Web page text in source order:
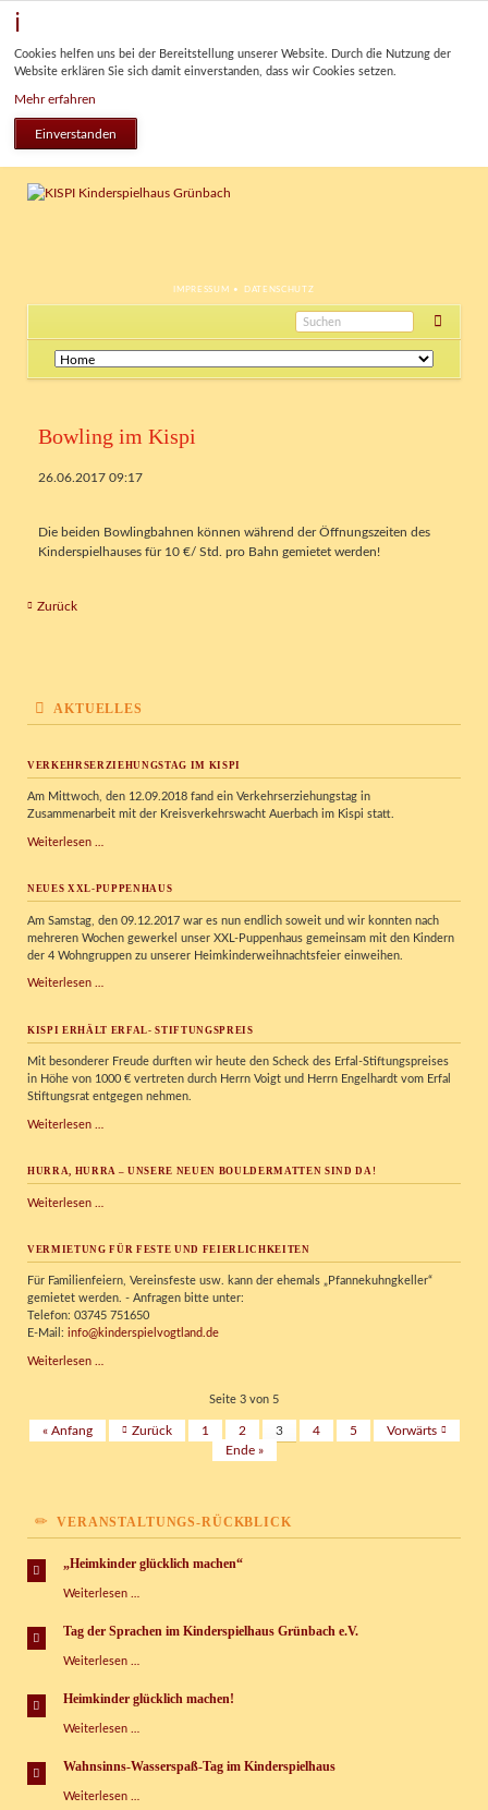
Cookies helfen uns bei der Bereitstellung unserer Website. Durch die Nutzung der
Website erklären Sie sich damit einverstanden, dass wir Cookies setzen.
Mehr erfahren
Einverstanden
NAVIGATION
IMPRESSUM DATENSCHUTZ
Navigation
überspringen
Bowling im Kispi
26.06.2017 09:17
Die beiden Bowlingbahnen können während der Öffnungszeiten des
Kinderspielhauses für 10 €/ Std. pro Bahn gemietet werden!
Zurück
AKTUELLES
VERKEHRSERZIEHUNGSTAG IM KISPI
Am Mittwoch, den 12.09.2018 fand ein Verkehrserziehungstag in
Zusammenarbeit mit der Kreisverkehrswacht Auerbach im Kispi statt.
Weiterlesen …
NEUES XXL-PUPPENHAUS
Am Samstag, den 09.12.2017 war es nun endlich soweit und wir konnten nach
mehreren Wochen gewerkel unser XXL-Puppenhaus gemeinsam mit den Kindern
der 4 Wohngruppen zu unserer Heimkinderweihnachtsfeier einweihen.
Weiterlesen …
KISPI ERHÄLT ERFAL- STIFTUNGSPREIS
Mit besonderer Freude durften wir heute den Scheck des Erfal-Stiftungspreises
in Höhe von 1000 € vertreten durch Herrn Voigt und Herrn Engelhardt vom Erfal
Stiftungsrat entgegen nehmen.
Weiterlesen …
Stiftungspreis
HURRA, HURRA – UNSERE NEUEN BOULDERMATTEN SIND DA!
Weiterlesen …
unsere
Bouldermatten
VERMIETUNG FÜR FESTE UND FEIERLICHKEITEN
Für Familienfeiern, Vereinsfeste usw. kann der ehemals „Pfannekuhngkeller“
gemietet werden. - Anfragen bitte unter:
Telefon: 03745 751650
E-Mail: info@kinderspielvogtland.de
Weiterlesen …
Feierlichkeiten
Seite 3 von 5
« Anfang Zurück 1 2 3 4 5
Vorwärts
Ende »
VERANSTALTUNGS-RÜCKBLICK
„Heimkinder glücklich machen“
Weiterlesen …
machen“
Tag der Sprachen im Kinderspielhaus Grünbach e.V.
Weiterlesen …
Sprachen
Kinderspielhaus
e.V.
Heimkinder glücklich machen!
Weiterlesen …
machen!
Wahnsinns-Wasserspaß-Tag im Kinderspielhaus
Weiterlesen …